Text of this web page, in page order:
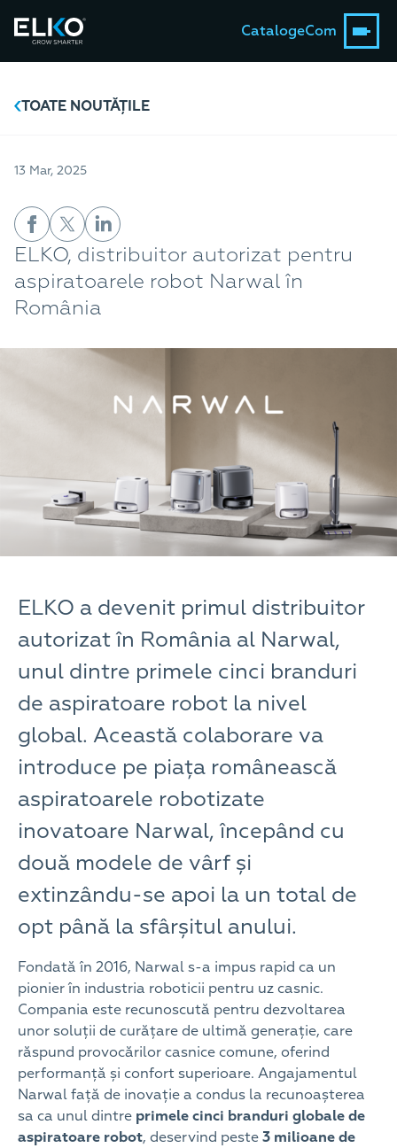
CatalogeCom
TOATE NOUTĂȚILE
13 Mar, 2025
ELKO, distribuitor autorizat pentru
aspiratoarele robot Narwal în
România
ELKO a devenit primul distribuitor
autorizat în România al Narwal,
unul dintre primele cinci branduri
de aspiratoare robot la nivel
global. Această colaborare va
introduce pe piața românească
aspiratoarele robotizate
inovatoare Narwal, începând cu
două modele de vârf și
extinzându-se apoi la un total de
opt până la sfârșitul anului.
Fondată în 2016, Narwal s-a impus rapid ca un
pionier în industria roboticii pentru uz casnic.
Compania este recunoscută pentru dezvoltarea
unor soluții de curățare de ultimă generație, care
răspund provocărilor casnice comune, oferind
performanță și confort superioare. Angajamentul
Narwal față de inovație a condus la recunoașterea
sa ca unul dintre primele cinci branduri globale de
aspiratoare robot, deservind peste 3 milioane de